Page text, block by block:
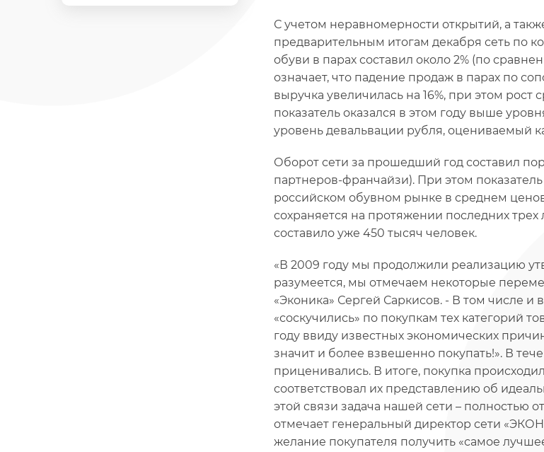
С учетом неравномерности открытий, а
предварительным итогам декабря сеть по
обуви в парах составил около 2% (по
означает, что падение продаж в парах по
выручка увеличилась на 16%, при этом
показатель оказался в этом году выше
уровень девальвации рубля, оцениваемый
Оборот сети за прошедший год составил
партнеров-франчайзи). При этом
российском обувном рынке в среднем
сохраняется на протяжении последних
составило уже 450 тысяч человек.
«В 2009 году мы продолжили реализацию
разумеется, мы отмечаем некоторые
«Эконика» Сергей Саркисов. - В том числе
«соскучились» по покупкам тех категорий
году ввиду известных экономических
значит и более взвешенно покупать!». В
приценивались. В итоге, покупка
соответствовал их представлению об
этой связи задача нашей сети – полностью
отмечает генеральный директор сети
желание покупателя получить «самое